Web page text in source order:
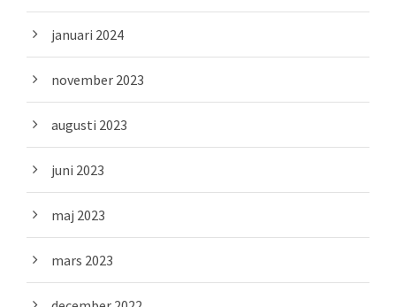
januari 2024
november 2023
augusti 2023
juni 2023
maj 2023
mars 2023